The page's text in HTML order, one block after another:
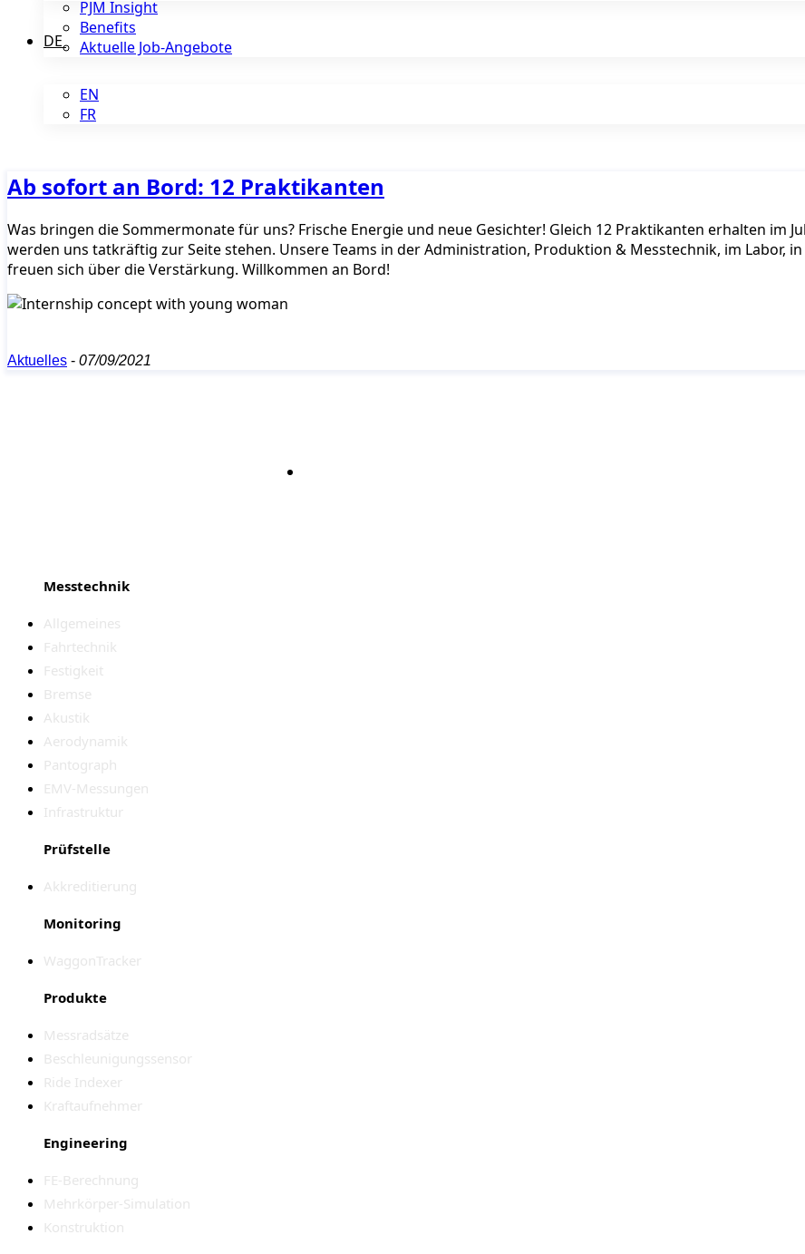
PJM Insight
Benefits
Aktuelle Job-Angebote
DE
EN
FR
Ab sofort an Bord: 12 Praktikanten
Was bringen die Sommermonate für uns? Frische Energie und neue Gesichter! Gleich 12 Praktikanten erhalten im
werden uns tatkräftig zur Seite stehen. Unsere Teams in der Administration, Produktion & Messtechnik, im Labor,
freuen sich über die Verstärkung. Willkommen an Bord!
Aktuelles - 07/09/2021
Messtechnik
Allgemeines
Fahrtechnik
Festigkeit
Bremse
Akustik
Aerodynamik
Pantograph
EMV-Messungen
Infrastruktur
Prüfstelle
Akkreditierung
Monitoring
WaggonTracker
Produkte
Messradsätze
Beschleunigungssensor
Ride Indexer
Kraftaufnehmer
Engineering
FE-Berechnung
Mehrkörper-Simulation
Konstruktion